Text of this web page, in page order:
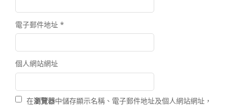
電子郵件地址 *
個人網站網址
在瀏覽器中儲存顯示名稱、電子郵件地址及個人網站網址，